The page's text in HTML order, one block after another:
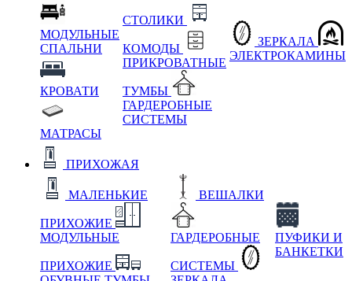
МОДУЛЬНЫЕ
СПАЛЬНИ
КРОВАТИ
МАТРАСЫ
СТОЛИКИ
КОМОДЫ
ПРИКРОВАТНЫЕ
ТУМБЫ
ГАРДЕРОБНЫЕ
СИСТЕМЫ
ЗЕРКАЛА
ЭЛЕКТРОКАМИНЫ
ПРИХОЖАЯ
МАЛЕНЬКИЕ
ПРИХОЖИЕ
МОДУЛЬНЫЕ
ПРИХОЖИЕ
ВЕШАЛКИ
ГАРДЕРОБНЫЕ
СИСТЕМЫ
ПУФИКИ И
БАНКЕТКИ